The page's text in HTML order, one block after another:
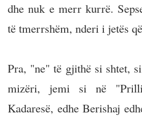
dhe nuk e merr kurrë.
të tmerrshëm, nderi i jetës
Pra, "ne" të gjithë si shtet,
mizëri, jemi si në
Kadaresë, edhe Berishaj